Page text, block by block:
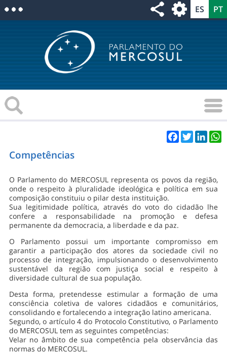
Facebook
Twitter
Competências
O Parlamento do MERCOSUL representa os povos da região,
onde o respeito à pluralidade ideológica e política em sua
composição constituiu o pilar desta instituição.
Sua legitimidade política, através do voto do cidadão lhe
confere a responsabilidade na promoção e defesa
permanente da democracia, a liberdade e da paz.
O Parlamento possui um importante compromisso em
garantir a participação dos atores da sociedade civil no
processo de integração, impulsionando o desenvolvimento
sustentável da região com justiça social e respeito à
diversidade cultural de sua população.
Desta forma, pretendesse estimular a formação de uma
consciência coletiva de valores cidadãos e comunitários,
consolidando e fortalecendo a integração latino americana.
Segundo, o artículo 4 do Protocolo Constitutivo, o Parlamento
do MERCOSUL tem as seguintes competências:
Velar no âmbito de sua competência pela observância das
normas do MERCOSUL.